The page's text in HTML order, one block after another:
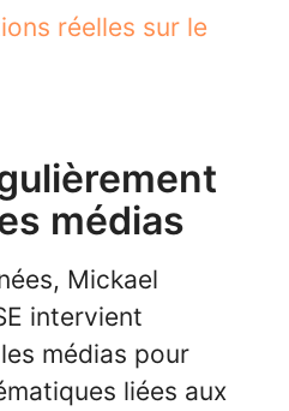
réelles sur le
médias
Mickael
intervient
médias pour
liées aux